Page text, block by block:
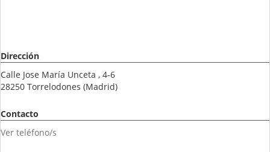
Dirección
Calle Jose María Unceta , 4-6
28250 Torrelodones (Madrid)
Contacto
Ver teléfono/s